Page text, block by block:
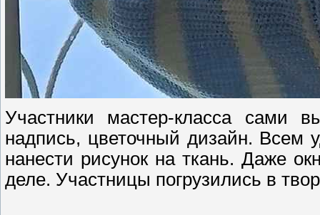
Участники мастер-класса сами
надпись, цветочный дизайн. Всем
нанести рисунок на ткань. Даже
деле. Участницы погрузились в